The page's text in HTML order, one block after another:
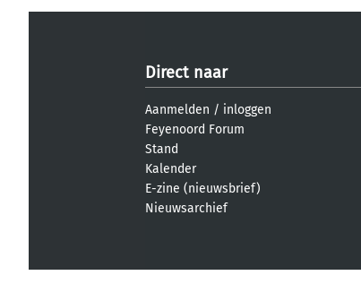
Direct naar
Aanmelden / inloggen
Feyenoord Forum
Stand
Kalender
E-zine (nieuwsbrief)
Nieuwsarchief